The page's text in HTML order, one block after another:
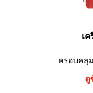
เ
ครอบคลุ
ดู